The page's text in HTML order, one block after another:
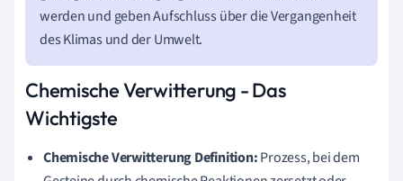
werden und geben Aufschluss über die Vergangenheit
des Klimas und der Umwelt.
Chemische Verwitterung - Das
Wichtigste
Chemische Verwitterung Definition:Prozess, bei dem